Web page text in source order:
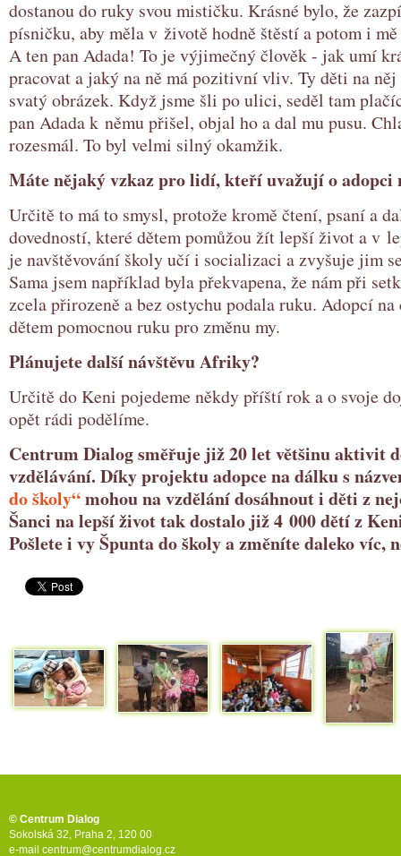
dostanou do ruky svou mističku. Krásné bylo, že
písničku, aby měla v životě hodně štěstí a potom i
A ten pan Adada! To je výjimečný člověk - jak umí
pracovat a jaký na ně má pozitivní vliv. Ty děti na
svatý obrázek. Když jsme šli po ulici, seděl tam
pan Adada k němu přišel, objal ho a dal mu pusu.
rozesmál. To byl velmi silný okamžik.
Máte nějaký vzkaz pro lidí, kteří uvažují o adopci
Určitě to má to smysl, protože kromě čtení, psaní a
dovedností, které dětem pomůžou žít lepší život a v
je navštěvování školy učí i socializaci a zvyšuje jim
Sama jsem například byla překvapena, že nám při
zcela přirozeně a bez ostychu podala ruku. Adopcí na
dětem pomocnou ruku pro změnu my.
Plánujete další návštěvu Afriky?
Určitě do Keni pojedeme někdy příští rok a o svoje
opět rádi podělíme.
Centrum Dialog směřuje již 20 let většinu aktivit
vzdělávání. Díky projektu adopce na dálku s
do školy“mohou na vzdělání dosáhnout i děti z
Šanci na lepší život tak dostalo již 4 000 dětí z
Pošlete i vy Špunta do školy a změníte daleko víc,
© Centrum Dialog
Sokolská 32, Praha 2, 120 00
e-mail centrum@centrumdialog.cz